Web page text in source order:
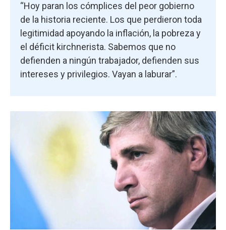
“Hoy paran los cómplices del peor gobierno
de la historia reciente. Los que perdieron toda
legitimidad apoyando la inflación, la pobreza y
el déficit kirchnerista. Sabemos que no
defienden a ningún trabajador, defienden sus
intereses y privilegios. Vayan a laburar”.